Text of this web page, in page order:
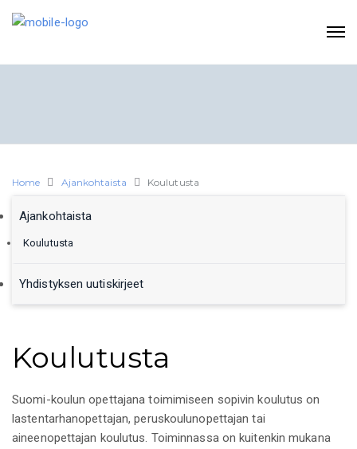
Home Ajankohtaista Koulutusta
Ajankohtaista
Koulutusta
Yhdistyksen uutiskirjeet
Koulutusta
Suomi-koulun opettajana toimimiseen sopivin koulutus on
lastentarhanopettajan, peruskoulunopettajan tai
aineenopettajan koulutus. Toiminnassa on kuitenkin mukana